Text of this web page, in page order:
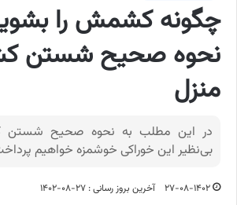
چگونه کشمش را
نحوه صحیح شستن
منزل
در این مطلب به نحوه صحیح
بی‌نظیر این خوراکی خوشمزه خواهیم
۲۷-۰۸-۱۴۰۲
آخرین بروز رسانی : ۲۷-۰۸-۱۴۰۲